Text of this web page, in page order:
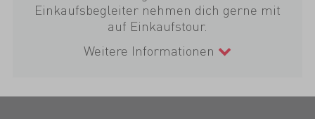
Einkaufsbegleiter nehmen dich gerne mit
auf Einkaufstour.
Weitere Informationen